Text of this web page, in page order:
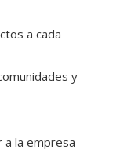
a cada
y
a la empresa